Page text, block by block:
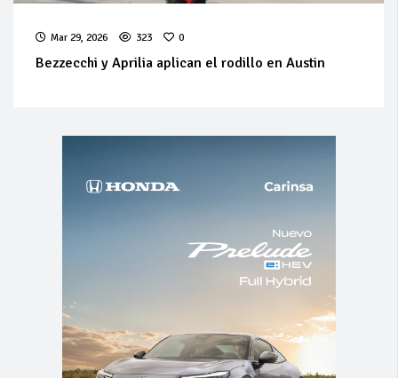
Mar 29, 2026 323 0
Bezzecchi y Aprilia aplican el rodillo en Austin